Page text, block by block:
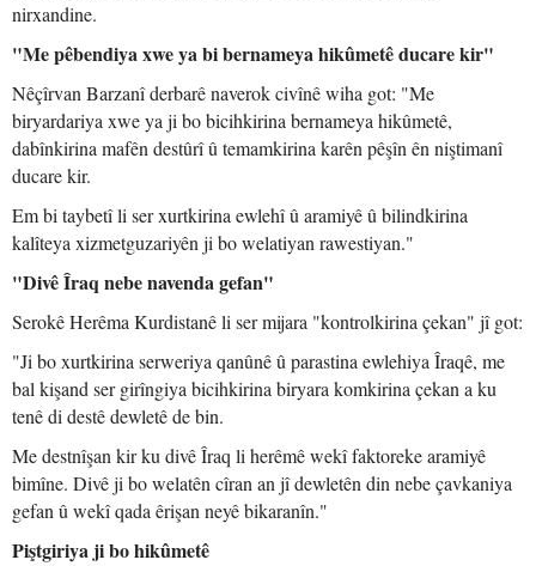
nirxandine.
"Me pêbendiya xwe ya bi bernameya hikûmetê ducare kir"
Nêçîrvan Barzanî derbarê naverok civînê wiha got: "Me
biryardariya xwe ya ji bo bicihkirina bernameya hikûmetê,
dabînkirina mafên destûrî û temamkirina karên pêşîn ên niştimanî
ducare kir.
Em bi taybetî li ser xurtkirina ewlehî û aramiyê û bilindkirina
kalîteya xizmetguzariyên ji bo welatiyan rawestiyan."
"Divê Îraq nebe navenda gefan"
Serokê Herêma Kurdistanê li ser mijara "kontrolkirina çekan" jî got:
"Ji bo xurtkirina serweriya qanûnê û parastina ewlehiya Îraqê, me
bal kişand ser girîngiya bicihkirina biryara komkirina çekan a ku
tenê di destê dewletê de bin.
Me destnîşan kir ku divê Îraq li herêmê wekî faktoreke aramiyê
bimîne. Divê ji bo welatên cîran an jî dewletên din nebe çavkaniya
gefan û wekî qada êrişan neyê bikaranîn."
Piştgiriya ji bo hikûmetê